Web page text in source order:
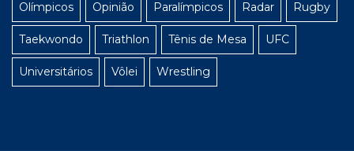
Olímpicos Opinião Paralímpicos Radar Rugby
Taekwondo Triathlon Tênis de Mesa UFC
Universitários Vôlei Wrestling